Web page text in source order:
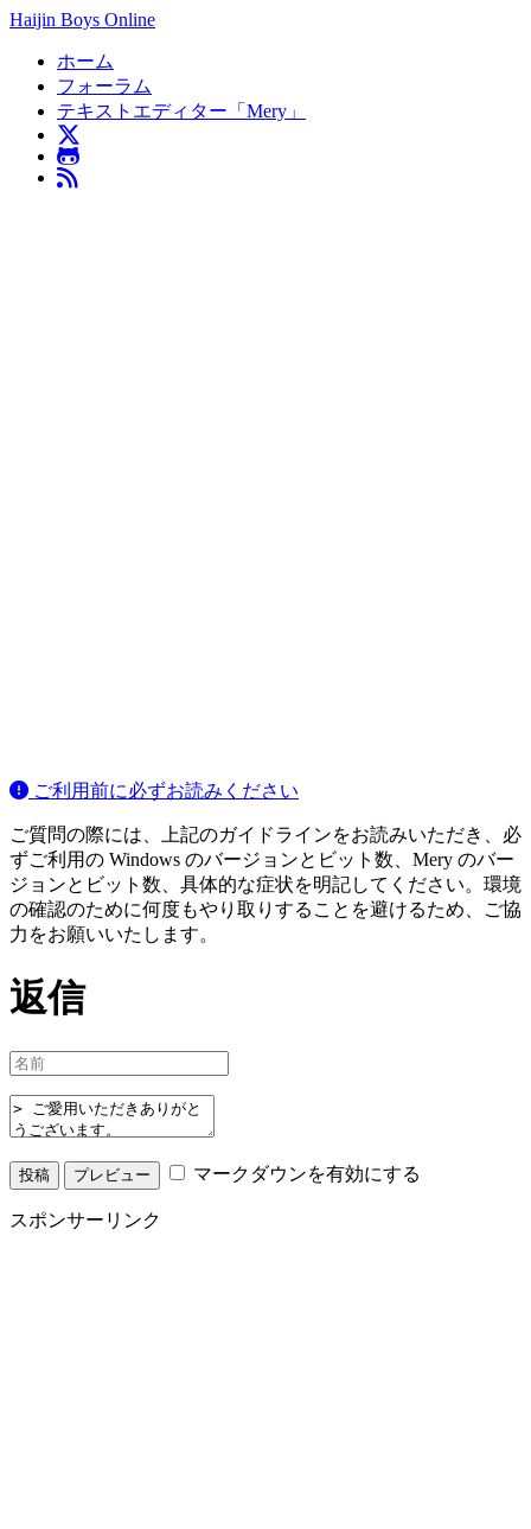
Haijin Boys Online
ホーム
フォーラム
テキストエディター「Mery」
ご利用前に必ずお読みください
ご質問の際には、上記のガイドラインをお読みいただき、必
ずご利用の Windows のバージョンとビット数、Mery のバー
ジョンとビット数、具体的な症状を明記してください。環境
の確認のために何度もやり取りすることを避けるため、ご協
力をお願いいたします。
返信
マークダウンを有効にする
スポンサーリンク